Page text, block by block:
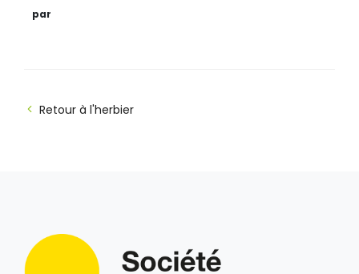
par
Retour à l'herbier